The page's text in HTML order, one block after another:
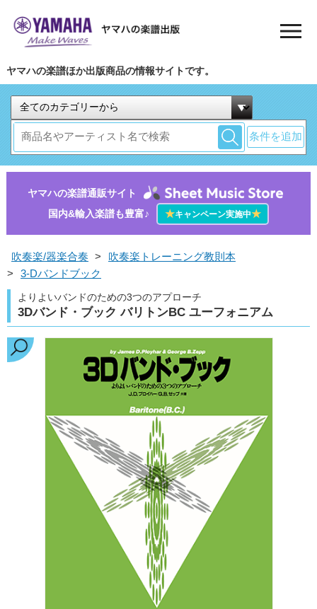
ヤマハの楽譜ほか出版商品の情報サイトです。
条件を追加
ヤマハの楽譜通販サイト
国内&輸入楽譜も豊富♪
★キャンペーン実施中★
吹奏楽/器楽合奏 >
吹奏楽トレーニング教則本
>
3-Dバンドブック
よりよいバンドのための3つのアプローチ
3Dバンド・ブック バリトンBC ユーフォニアム